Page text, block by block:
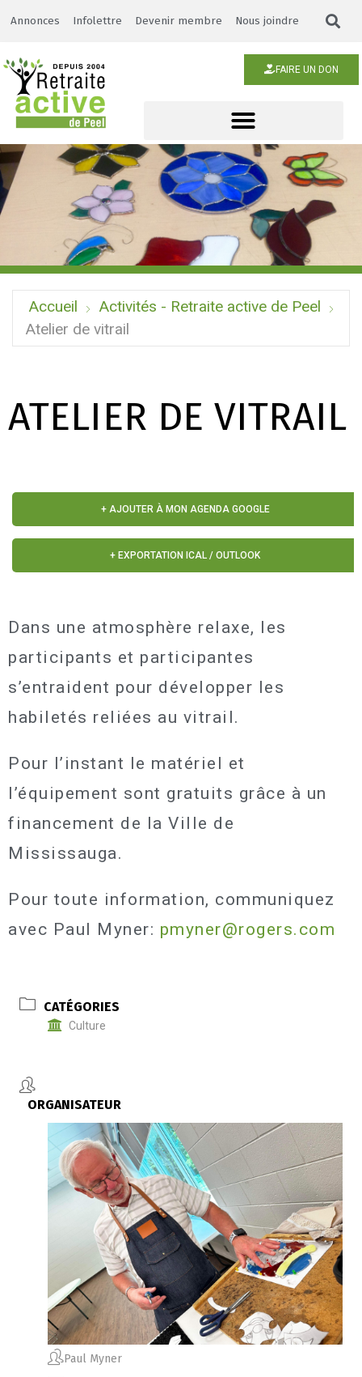
Annonces Infolettre Devenir membre Nous joindre
FAIRE UN DON
Accueil
Activités - Retraite active de Peel
Atelier de vitrail
ATELIER DE VITRAIL
+ AJOUTER À MON AGENDA GOOGLE
+ EXPORTATION ICAL / OUTLOOK
Dans une atmosphère relaxe, les
participants et participantes
s’entraident pour développer les
habiletés reliées au vitrail.
Pour l’instant le matériel et
l’équipement sont gratuits grâce à un
financement de la Ville de
Mississauga.
Pour toute information, communiquez
avec Paul Myner: pmyner@rogers.com
CATÉGORIES
Culture
ORGANISATEUR
Paul Myner